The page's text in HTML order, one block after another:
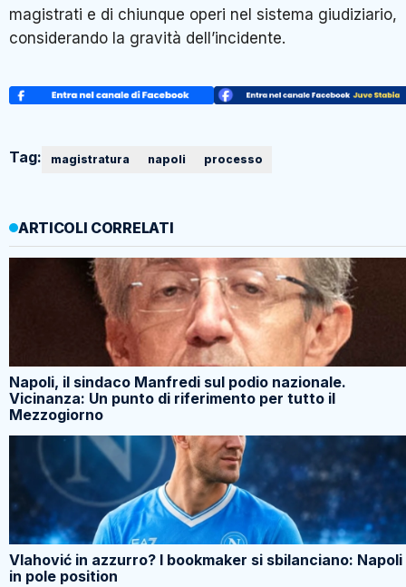
magistrati e di chiunque operi nel sistema giudiziario,
considerando la gravità dell’incidente.
Tag: magistratura napoli processo
ARTICOLI CORRELATI
Napoli, il sindaco Manfredi sul podio nazionale.
Vicinanza: Un punto di riferimento per tutto il
Mezzogiorno
Vlahović in azzurro? I bookmaker si sbilanciano: Napoli
in pole position